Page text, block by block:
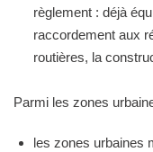
règlement : déjà
raccordement aux
routières, la
Parmi les zones
les zones urbaines